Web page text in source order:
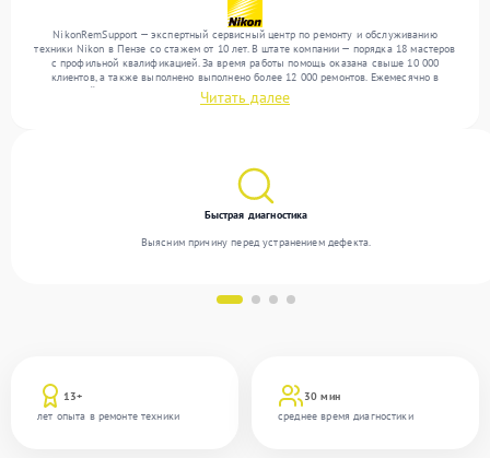
NikonRemSupport — экспертный сервисный центр по ремонту и обслуживанию
техники Nikon в Пензе со стажем от 10 лет. В штате компании — порядка 18 мастеров
с профильной квалификацией. За время работы помощь оказана свыше 10 000
клиентов, а также выполнено выполнено более 12 000 ремонтов. Ежемесячно в
сервисный центр поступает свыше 300 единиц техники, включая , , . Мы устраняем
поломки любой сложности и обеспечиваем надежный результат благодаря опыту
Читать далее
13+
лет опыта в ремонте техники
30 мин
среднее время диагностики
Быстрая диагностика
Выясним причину перед устранением дефекта.